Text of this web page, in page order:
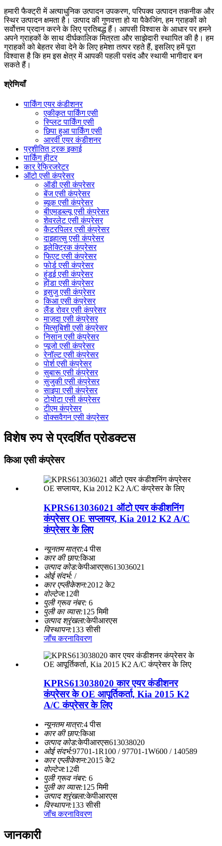
हमारी फैक्ट्री में अत्याधुनिक उत्पादन उपकरण, परिपक्व उत्पादन तकनीक और
स्थिर उत्पादन क्षमता है। उत्पाद की गुणवत्ता हो या पैकेजिंग, हम ग्राहकों को
सर्वोत्तम प्रदान करने के लिए प्रतिबद्ध हैं। आपसी विश्वास के आधार पर हमने
अपने ग्राहकों के साथ दीर्घकालिक मित्रता और साझेदारी स्थापित की है। हम
ग्राहकों को बेहतर सेवा देने के लिए हमेशा तत्पर रहते हैं, इसलिए हमें पूरा
विश्वास है कि हम इस क्षेत्र में आपकी पहली पसंद और स्थायी भागीदार बन
सकते हैं।
श्रेणियाँ
पार्किंग एयर कंडीशनर
एकीकृत पार्किंग एसी
स्प्लिट पार्किंग एसी
छिपा हुआ पार्किंग एसी
आरवी एयर कंडीशनर
प्रशीतित ट्रक इकाई
पार्किंग हीटर
कार रेफ्रिजरेटर
ऑटो एसी कंप्रेसर
ऑडी एसी कंप्रेसर
बेंज एसी कंप्रेसर
ब्यूक एसी कंप्रेसर
बीएमडब्ल्यू एसी कंप्रेसर
शेवरलेट एसी कंप्रेसर
कैटरपिलर एसी कंप्रेसर
दाइहात्सु एसी कंप्रेसर
इलेक्ट्रिक कंप्रेसर
फिएट एसी कंप्रेसर
फोर्ड एसी कंप्रेसर
हुंडई एसी कंप्रेसर
होंडा एसी कंप्रेसर
इसुजु एसी कंप्रेसर
किआ एसी कंप्रेसर
लैंड रोवर एसी कंप्रेसर
माज़दा एसी कंप्रेसर
मित्सुबिशी एसी कंप्रेसर
निसान एसी कंप्रेसर
प्यूजो एसी कंप्रेसर
रेनॉल्ट एसी कंप्रेसर
पोर्श एसी कंप्रेसर
सुबारू एसी कंप्रेसर
सुजुकी एसी कंप्रेसर
साइपा एसी कंप्रेसर
टोयोटा एसी कंप्रेसर
टीएम कंप्रेसर
वोक्सवैगन एसी कंप्रेसर
विशेष रुप से प्रदर्शित प्रोडक्टस
किआ एसी कंप्रेसर
KPRS613036021 ऑटो एयर कंडीशनिंग
कंप्रेसर OE सप्लायर, Kia 2012 K2 A/C
कंप्रेसर के लिए
न्यूनतम मात्रा:4 पीस
कार की छाप:किआ
उत्पाद कोड:केपीआरएस613036021
ओई संदर्भ: /
कार एप्लीकेशन:2012 के2
वोल्टेज:12वी
पुली ग्रूव नंबर: 6
पुली का व्यास:125 मिमी
उत्पाद श्रृंखला:केपीआरएस
विस्थापन:133 सीसी
जाँच करनाविवरण
KPRS613038020 कार एयर कंडीशनर
कंप्रेसर के OE आपूर्तिकर्ता, Kia 2015 K2
A/C कंप्रेसर के लिए
न्यूनतम मात्रा:4 पीस
कार की छाप:किआ
उत्पाद कोड:केपीआरएस613038020
ओई संदर्भ:97701-1R100 / 97701-1W600 / 140589
कार एप्लीकेशन:2015 के2
वोल्टेज:12वी
पुली ग्रूव नंबर: 6
पुली का व्यास:125 मिमी
उत्पाद श्रृंखला:केपीआरएस
विस्थापन:133 सीसी
जाँच करनाविवरण
जानकारी